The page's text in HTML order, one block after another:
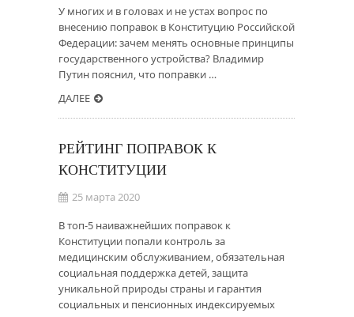
У многих и в головах и не устах вопрос по
внесению поправок в Конституцию Российской
Федерации: зачем менять основные принципы
государственного устройства? Владимир
Путин пояснил, что поправки …
ДАЛЕЕ
РЕЙТИНГ ПОПРАВОК К
КОНСТИТУЦИИ
25 марта 2020
В топ-5 наиважнейших поправок к
Конституции попали контроль за
медицинским обслуживанием, обязательная
социальная поддержка детей, защита
уникальной природы страны и гарантия
социальных и пенсионных индексируемых